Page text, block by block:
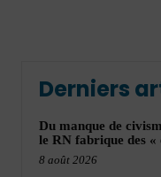
Derniers
Du manque de
le RN fabrique des «
8 août 2026